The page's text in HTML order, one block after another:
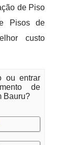
de Piso
Pisos de
custo
ou entrar
de
Bauru?